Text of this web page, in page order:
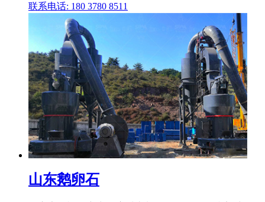
联系电话: 180 3780 8511
山东鹅卵石